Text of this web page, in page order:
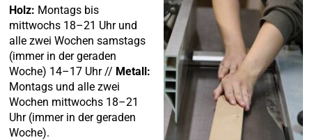
Holz: Montags bis
mittwochs 18–21 Uhr und
alle zwei Wochen samstags
(immer in der geraden
Woche) 14–17 Uhr // Metall:
Montags und alle zwei
Wochen mittwochs 18–21
Uhr (immer in der geraden
Woche).